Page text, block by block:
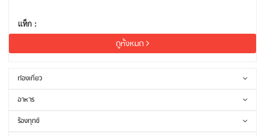
แท็ก :
ดูทั้งหมด
ท่องเที่ยว
อาหาร
ร้องทุกข์